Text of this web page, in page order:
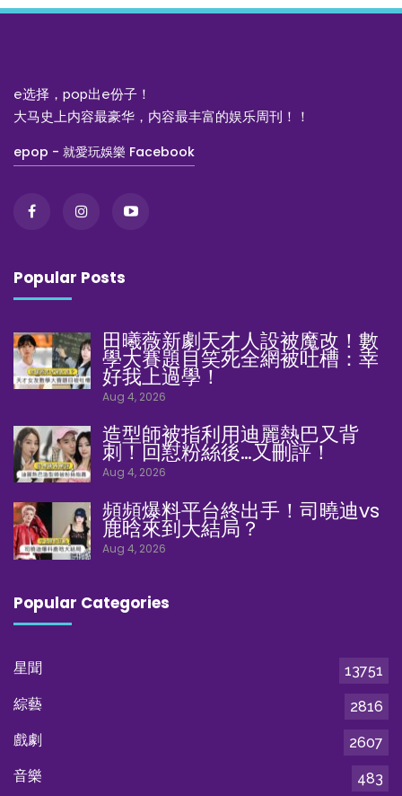
e选择，pop出e份子！
大马史上内容最豪华，内容最丰富的娱乐周刊！！
epop - 就愛玩娛樂 Facebook
Popular Posts
田曦薇新劇天才人設被魔改！數
學大賽題目笑死全網被吐槽：幸
好我上過學！
Aug 4, 2026
造型師被指利用迪麗熱巴又背
刺！回懟粉絲後…又刪評！
Aug 4, 2026
頻頻爆料平台終出手！司曉迪vs
鹿晗來到大結局？
Aug 4, 2026
Popular Categories
星聞
13751
綜藝
2816
戲劇
2607
音樂
483